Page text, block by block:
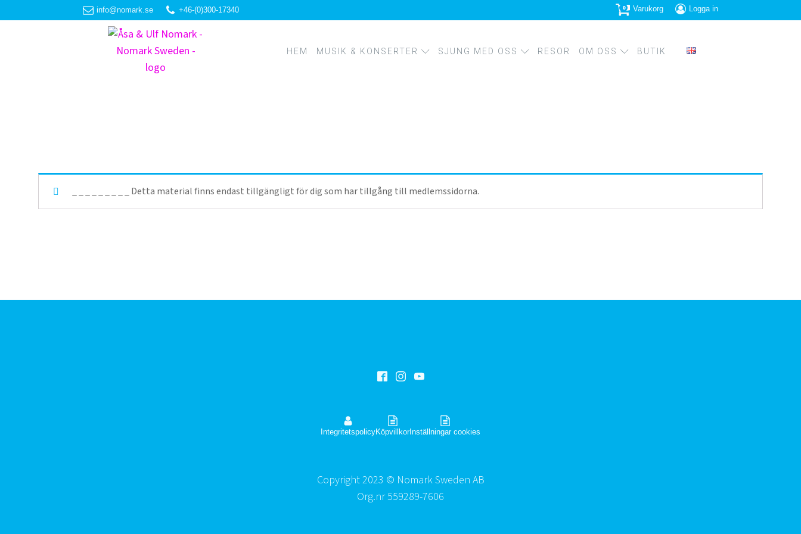
info@nomark.se +46-(0)300-17340 0 Varukorg Logga in
HEM MUSIK & KONSERTER SJUNG MED OSS RESOR OM OSS BUTIK
_ _ _ _ _ _ _ _ _ Detta material finns endast tillgängligt för dig som har tillgång till medlemssidorna.
IntegritetspolicyKöpvillkorInställningar cookies
Copyright 2023 © Nomark Sweden AB
Org.nr 559289-7606